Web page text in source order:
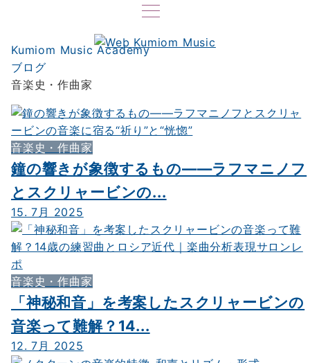
Kumiom Music Academy
ブログ
音楽史・作曲家
音楽史・作曲家
鐘の響きが象徴するもの——ラフマニノフ
とスクリャービンの...
15. 7月 2025
音楽史・作曲家
「神秘和音」を考案したスクリャービンの
音楽って難解？14...
12. 7月 2025